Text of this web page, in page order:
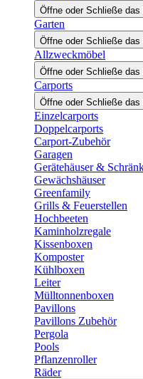
Öffne oder Schließe das
Garten
Öffne oder Schließe das
Allzweckmöbel
Öffne oder Schließe das
Carports
Öffne oder Schließe das
Einzelcarports
Doppelcarports
Carport-Zubehör
Garagen
Gerätehäuser &
Gewächshäuser
Greenfamily
Grills & Feuerstellen
Hochbeeten
Kaminholzregale
Kissenboxen
Komposter
Kühlboxen
Leiter
Mülltonnenboxen
Pavillons
Pavillons Zubehör
Pergola
Pools
Pflanzenroller
Räder